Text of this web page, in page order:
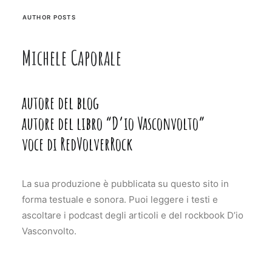
AUTHOR POSTS
Michele Caporale
autore del blog
autore del libro “D’io Vasconvolto”
voce di RedVolverRock
La sua produzione è pubblicata su questo sito in
forma testuale e sonora. Puoi leggere i testi e
ascoltare i podcast degli articoli e del rockbook D’io
Vasconvolto.